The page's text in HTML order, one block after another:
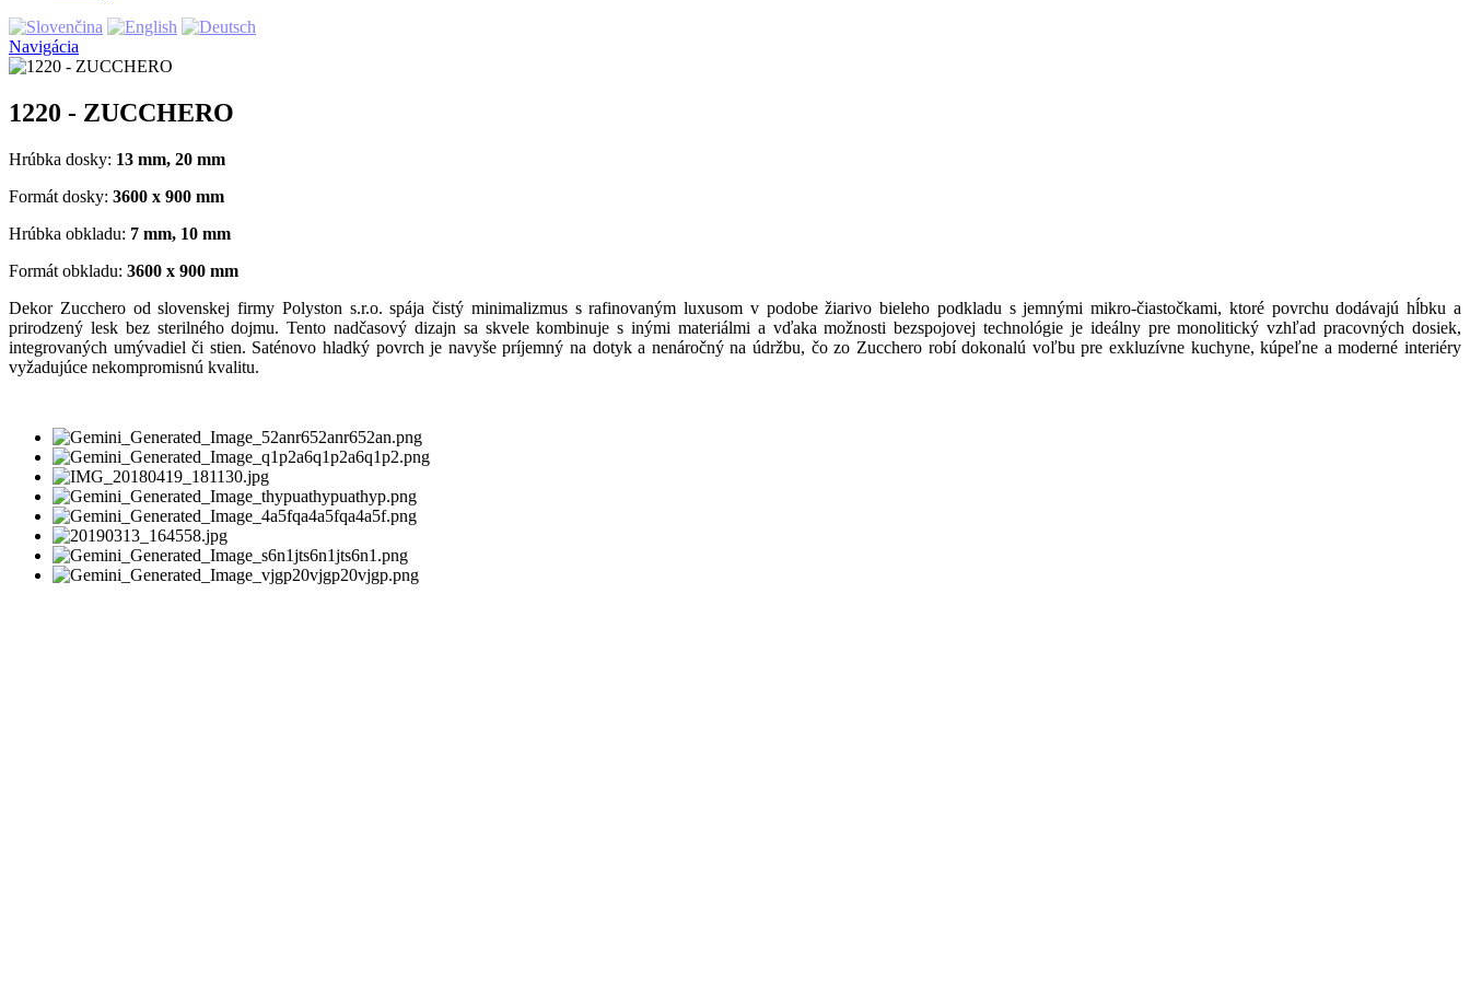
Navigácia
1220 - ZUCCHERO
Hrúbka dosky: 13 mm, 20 mm
Formát dosky: 3600 x 900 mm
Hrúbka obkladu: 7 mm, 10 mm
Formát obkladu: 3600 x 900 mm
Dekor Zucchero od slovenskej firmy Polyston s.r.o. spája čistý minimalizmus s rafinovaným luxusom v podobe žiarivo bieleho podkladu s jemnými mikro-čiastočkami, ktoré povrchu dodávajú hĺbku a
prirodzený lesk bez sterilného dojmu. Tento nadčasový dizajn sa skvele kombinuje s inými materiálmi a vďaka možnosti bezspojovej technológie je ideálny pre monolitický vzhľad pracovných dosiek,
integrovaných umývadiel či stien. Saténovo hladký povrch je navyše príjemný na dotyk a nenáročný na údržbu, čo zo Zucchero robí dokonalú voľbu pre exkluzívne kuchyne, kúpeľne a moderné interiéry
vyžadujúce nekompromisnú kvalitu.